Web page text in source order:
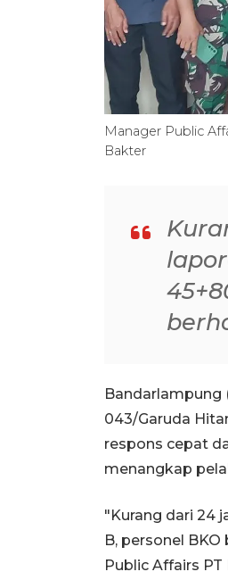
Manager Public
Bakter
Bandarlampung
043/Garuda
respons cepat
menangkap
"Kurang dari 24
B, personel
Public Affairs